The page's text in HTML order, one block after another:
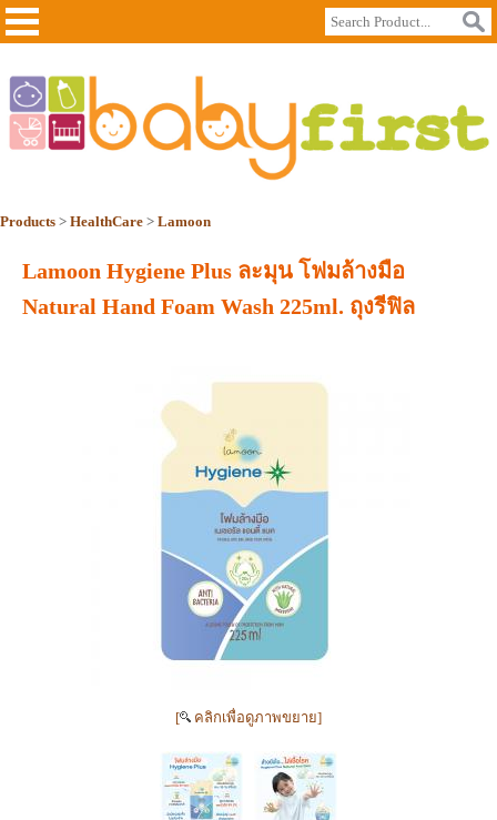
Products > HealthCare > Lamoon
Lamoon Hygiene Plus ละมุน โฟมล้างมือ
Natural Hand Foam Wash 225ml. ถุงรีฟิล
[ คลิกเพื่อดูภาพขยาย]